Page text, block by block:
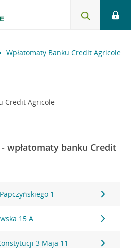
Wpłatomaty Banku Credit Agricole
Credit Agricole
wpłatomaty banku Credit
1
15 A
3 Maja 11